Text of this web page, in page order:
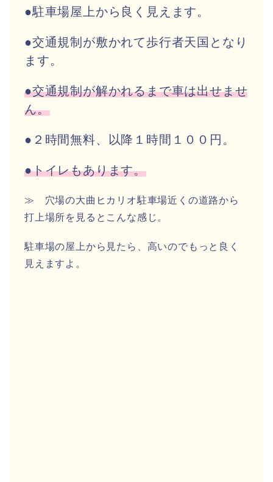
●駐車場屋上から良く見えます。
●交通規制が敷かれて歩行者天国となり
ます。
●交通規制が解かれるまで車は出せませ
ん。
●２時間無料、以降１時間１００円。
●トイレもあります。
≫ 穴場の大曲ヒカリオ駐車場近くの道路から
打上場所を見るとこんな感じ。
駐車場の屋上から見たら、高いのでもっと良く
見えますよ。